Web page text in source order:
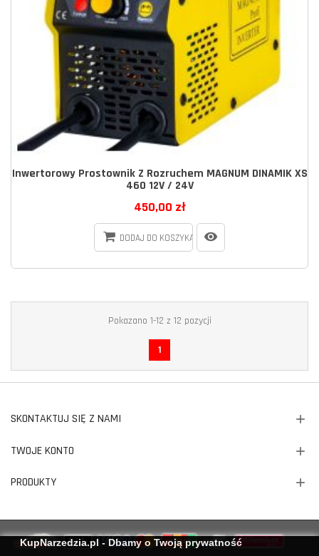
Inwertorowy Prostownik Z Rozruchem MAGNUM DINAMIK XS
460 12V / 24V
450,00 zł
DODAJ DO KOSZYKA
Pokazano 1-12 z 12 pozycji
1
SKONTAKTUJ SIĘ Z NAMI
TWOJE KONTO
PRODUKTY
KupNarzedzia.pl - Dbamy o Twoją prywatność